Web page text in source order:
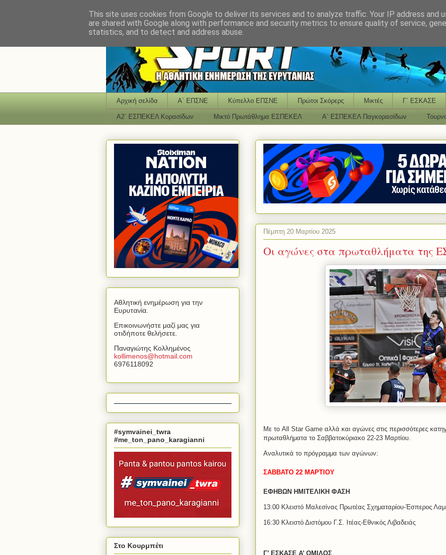
Αρχική σελίδα Α΄ ΕΠΣΝΕ Κύπελλο ΕΠΣΝΕ Πρώτοι Σκόρερς Μικτές Γ΄ ΕΣΚΑΣΕ
Α2΄ ΕΣΠΕΚΕΛ Κορασίδων Μικτό Πρωτάθλημα ΕΣΠΕΚΕΛ Α΄ ΕΣΠΕΚΕΛ Παγκορασίδων
Πέμπτη 20 Μαρτίου 2025
Οι αγώνες στα πρωταθλήματα της
Με το All Star Game αλλά και αγώνες στις περισσότερες
πρωταθλήματα το Σαββατοκύριακο 22-23 Μαρτίου.
Αναλυτικά το πρόγραμμα των αγώνων:
ΣΑΒΒΑΤΟ 22 ΜΑΡΤΙΟΥ
ΕΦΗΒΩΝ ΗΜΙΤΕΛΙΚΗ ΦΑΣΗ
13:00 Κλειστό Μαλεσίνας Πρωτέας Σχηματαρίου-Έσπερος
16:30 Κλειστό Διστόμου Γ.Σ. Ιτέας-Εθνικός Λιβαδειάς
Γ’ ΕΣΚΑΣΕ Α’ ΟΜΙΛΟΣ
Αθλητική ενημέρωση για την
Ευρυτανία.
Επικοινωνήστε μαζί μας για
οτιδήποτε θελήσετε.
Παναγιώτης Κολλημένος
kollimenos@hotmail com
6976118092
#symvainei_twra
#me_ton_pano_karagianni
Στο Κουρμπέτι
This site uses cookies from Google to deliver its services and to analyze traffic. Your IP address and
are shared with Google along with performance and security metrics to ensure quality of service,
statistics, and to detect and address abuse.